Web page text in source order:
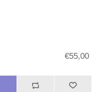
€55,00